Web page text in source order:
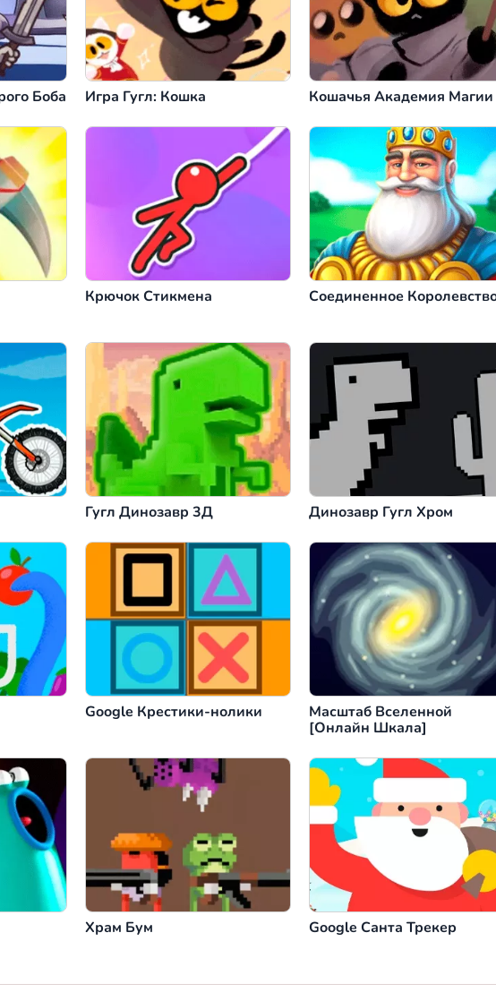
Боба Игра Гугл: Кошка Кошачья Академия Магии
Крючок Стикмена Соединенное
Гугл Динозавр 3Д Динозавр Гугл Хром
Google Крестики-нолики
Масштаб Вселенной
[Онлайн Шкала]
Храм Бум Google Санта Трекер